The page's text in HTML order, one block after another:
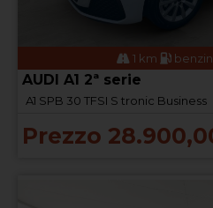
1 km
AUDI A1 2ª serie
A1 SPB 30 TFSI S tronic Business
Prezzo